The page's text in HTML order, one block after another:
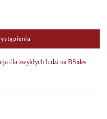
dla zwykłych ludzi na BSides